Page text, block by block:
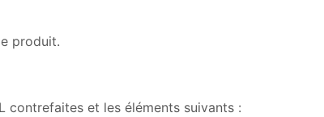
contrefaites et les éléments suivants :